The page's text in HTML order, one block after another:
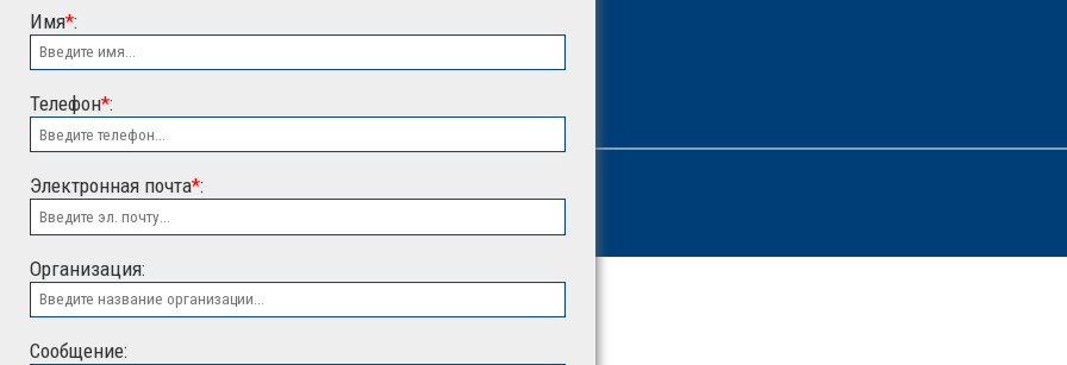
ООО "ЭСК"
Имя*:
Телефон*:
Электронная почта*:
Организация:
Сообщение: